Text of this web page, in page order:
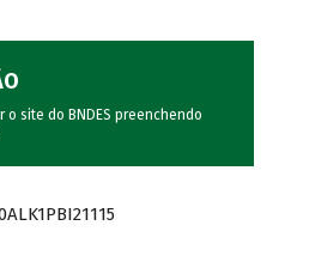
site do BNDES preenchendo